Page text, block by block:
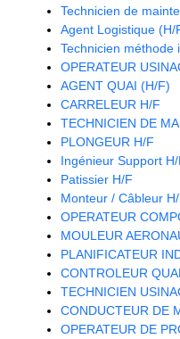
Technicien de
Agent Logistique (H/
Technicien méthode
OPERATEUR
AGENT QUAI (H/F)
CARRELEUR H/F
TECHNICIEN DE
PLONGEUR H/F
Ingénieur Support H/
Patissier H/F
Monteur / Câbleur
OPERATEUR
MOULEUR
PLANIFICATEUR
CONTROLEUR
TECHNICIEN
CONDUCTEUR DE
OPERATEUR DE